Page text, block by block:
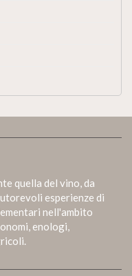
quella del vino, da
esperienze di
nell'ambito
enologi,